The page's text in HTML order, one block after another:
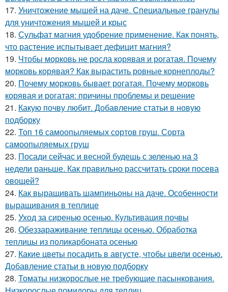
17. Уничтожение мышей на даче. Специальные гранулы
для уничтожения мышей и крыс
18. Сульфат магния удобрение применение. Как понять,
что растение испытывает дефицит магния?
19. Чтобы морковь не росла корявая и рогатая. Почему
морковь корявая? Как вырастить ровные корнеплоды?
20. Почему морковь бывает рогатая. Почему морковь
корявая и рогатая: причины проблемы и решение
21. Какую почву любит. Добавление статьи в новую
подборку
22. Топ 16 самоопыляемых сортов груш. Сорта
самоопыляемых груш
23. Посади сейчас и весной будешь с зеленью на 3
недели раньше. Как правильно рассчитать сроки посева
овощей?
24. Как выращивать шампиньоны на даче. Особенности
выращивания в теплице
25. Уход за сиренью осенью. Культивация почвы
26. Обеззараживание теплицы осенью. Обработка
теплицы из поликарбоната осенью
27. Какие цветы посадить в августе, чтобы цвели осенью.
Добавление статьи в новую подборку
28. Томаты низкорослые не требующие пасынкования.